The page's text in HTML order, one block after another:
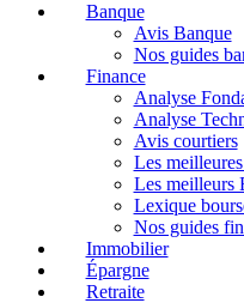
Banque
Avis Banque
Nos guides
Finance
Analyse
Analyse
Avis courtiers
Les
Les meilleurs
Lexique
Nos guides
Immobilier
Épargne
Retraite